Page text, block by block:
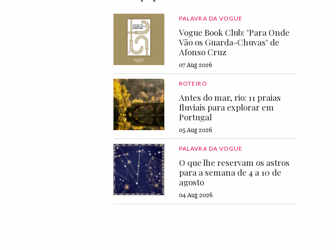
PALAVRA DA VOGUE
Vogue Book Club: "Para Onde
Vão os Guarda-Chuvas" de
Afonso Cruz
07 Aug 2026
ROTEIRO
Antes do mar, rio: 11 praias
fluviais para explorar em
Portugal
05 Aug 2026
PALAVRA DA VOGUE
O que lhe reservam os astros
para a semana de 4 a 10 de
agosto
04 Aug 2026